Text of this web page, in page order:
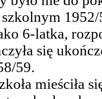
6-latka,
się
59.
mieściła